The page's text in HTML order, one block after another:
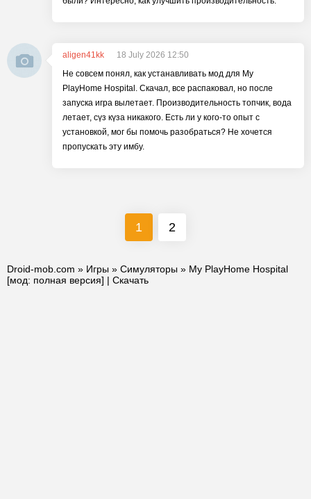
aligen41kk
18 July 2026 12:50
Не совсем понял, как устанавливать мод для My
PlayHome Hospital. Скачал, все распаковал, но после
запуска игра вылетает. Производительность топчик, вода
летает, сүз күза никакого. Есть ли у кого-то опыт с
установкой, мог бы помочь разобраться? Не хочется
пропускать эту имбу.
1 2
Droid-mob.com » Игры » Симуляторы » My PlayHome Hospital
[мод: полная версия] | Скачать